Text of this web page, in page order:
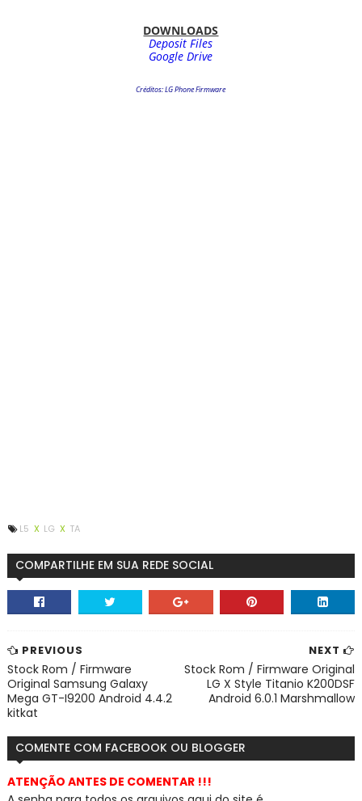
DOWNLOADS
Deposit Files
Google Drive
Créditos: LG Phone Firmware
L5 X LG X TA
COMPARTILHE EM SUA REDE SOCIAL
NEXT
Stock Rom / Firmware Original
LG X Style Titanio K200DSF
Android 6.0.1 Marshmallow
PREVIOUS
Stock Rom / Firmware
Original Samsung Galaxy
Mega GT-I9200 Android 4.4.2
kitkat
COMENTE COM FACEBOOK OU BLOGGER
ATENÇÃO ANTES DE COMENTAR !!!